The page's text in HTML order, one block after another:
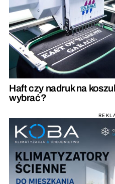
Haft czy nadruk na
wybrać?